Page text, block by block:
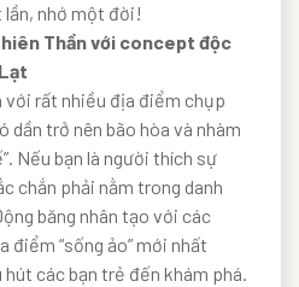
lần, nhớ một đời!
Thần với concept độc
với rất nhiều địa điểm chụp
dần trở nên bão hòa và nhàm
Nếu bạn là người thích sự
chắn phải nằm trong danh
băng nhân tạo với các
điểm “sống ảo” mới nhất
các bạn trẻ đến khám phá.